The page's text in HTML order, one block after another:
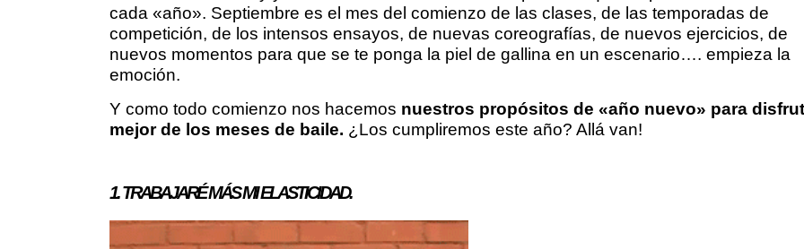
cada «año». Septiembre es el mes del comienzo de las clases, de las temporadas de
competición, de los intensos ensayos, de nuevas coreografías, de nuevos ejercicios, de
nuevos momentos para que se te ponga la piel de gallina en un escenario…. empieza la
emoción.
Y como todo comienzo nos hacemos nuestros propósitos de «año nuevo» para
mejor de los meses de baile. ¿Los cumpliremos este año? Allá van!
1. TRABAJARÉ MÁS MI ELASTICIDAD.